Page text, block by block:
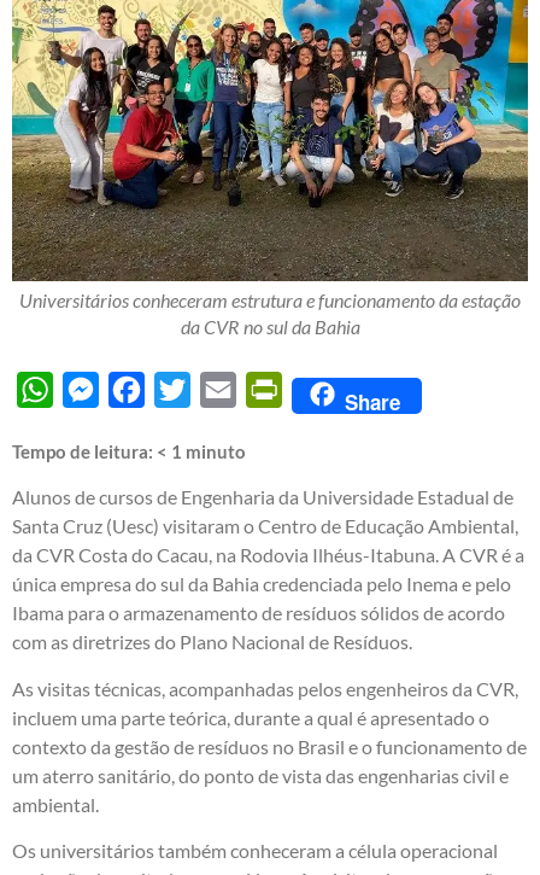
Universitários conheceram estrutura e funcionamento da estação
da CVR no sul da Bahia
WhatsAppMessengerFacebook
Twitter Email PrintFriendly
Share
Tempo de leitura: < 1 minuto
Alunos de cursos de Engenharia da Universidade Estadual de
Santa Cruz (Uesc) visitaram o Centro de Educação Ambiental,
da CVR Costa do Cacau, na Rodovia Ilhéus-Itabuna. A CVR é a
única empresa do sul da Bahia credenciada pelo Inema e pelo
Ibama para o armazenamento de resíduos sólidos de acordo
com as diretrizes do Plano Nacional de Resíduos.
As visitas técnicas, acompanhadas pelos engenheiros da CVR,
incluem uma parte teórica, durante a qual é apresentado o
contexto da gestão de resíduos no Brasil e o funcionamento de
um aterro sanitário, do ponto de vista das engenharias civil e
ambiental.
Os universitários também conheceram a célula operacional